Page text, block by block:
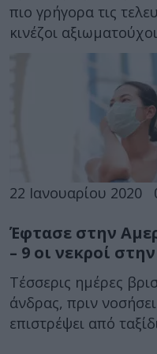
πιο γρήγορα τις
κινέζοι
22 Ιανουαρίου 2020
Έφτασε στην
– 9 οι νεκροί
Τέσσερις ημέρες
άνδρας, πριν
επιστρέψει από